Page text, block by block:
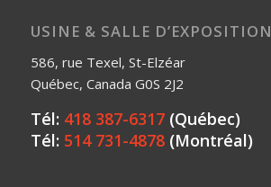
USINE & SALLE D’EXPOSITION
586, rue Texel, St-Elzéar
Québec, Canada G0S 2J2
Tél: 418 387-6317(Québec)
Tél: 514 731-4878(Montréal)